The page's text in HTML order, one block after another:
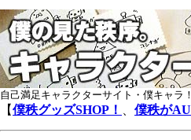
自己満足キャラクターサイト・僕キャラ
【僕秩グッズSHOP！ 僕秩が